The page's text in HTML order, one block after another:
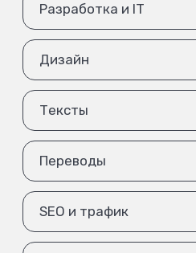
Разработка и IT
Дизайн
Тексты
Переводы
SEO и трафик